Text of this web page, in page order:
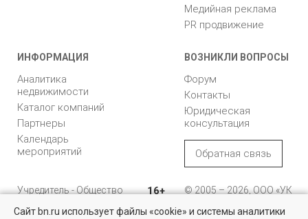
Медийная реклама
PR продвижение
ИНФОРМАЦИЯ
Аналитика
недвижимости
Каталог компаний
Партнеры
Календарь
мероприятий
ВОЗНИКЛИ ВОПРОСЫ
Форум
Контакты
Юридическая
консультация
Обратная связь
Учредитель - Общество
ответственностью
16+
© 2005 – 2026, ООО «УК
Сайт bn.ru использует файлы «cookie» и системы аналитики